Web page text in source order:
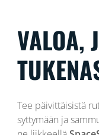
VALOA,
Tee päivittäisistä
syttymään ja